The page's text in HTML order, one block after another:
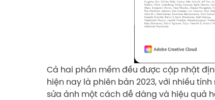
Cả hai phần mềm đều được cập nhật
hiện nay là phiên bản 2023, với nhiều
sửa ảnh một cách dễ dàng và hiệu quả